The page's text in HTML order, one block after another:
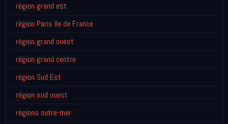
région grand est
région Paris Ile de France
région grand ouest
région grand centre
région Sud Est
région sud ouest
régions outre-mer